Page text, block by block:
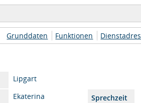
Grunddaten Funktionen
Lipgart
Ekaterina
Sprechzeit